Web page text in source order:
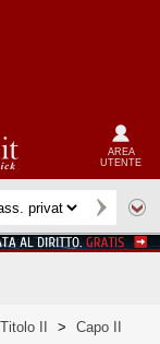
AREA
UTENTE
Titolo II >
Capo II